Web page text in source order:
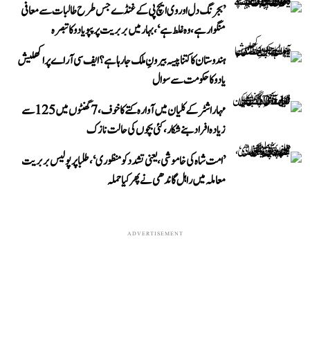
’بجرنگ دل اور وی ایچ پی کے غنڈے جس طرح طالبات سے معافی
منگوا رہے، وہ غلط ہے‘، بہار میں بربریت پر پپو یادو کا تبصرہ
ہندوستان کا کتنا پیسہ بیرونِ ملک جا رہا ہے؟ ایف سی آر اے پر اکھلیش
یادو کا حکومت سے سوال
مہاراشٹر کے کلیان میں آوارہ کتے کا خوف، 7 گھنٹوں میں 125 سے
زیادہ افراد بنے شکار، کئی بچوں کی حالت نازک
’امت شاہ کی خاموشی، یعنی تشدد کو منظوری‘، طلبا پر پولیس بربریت
معاملہ میں راہل گاندھی نے پھر کیا حملہ
ADVERTISEMENT